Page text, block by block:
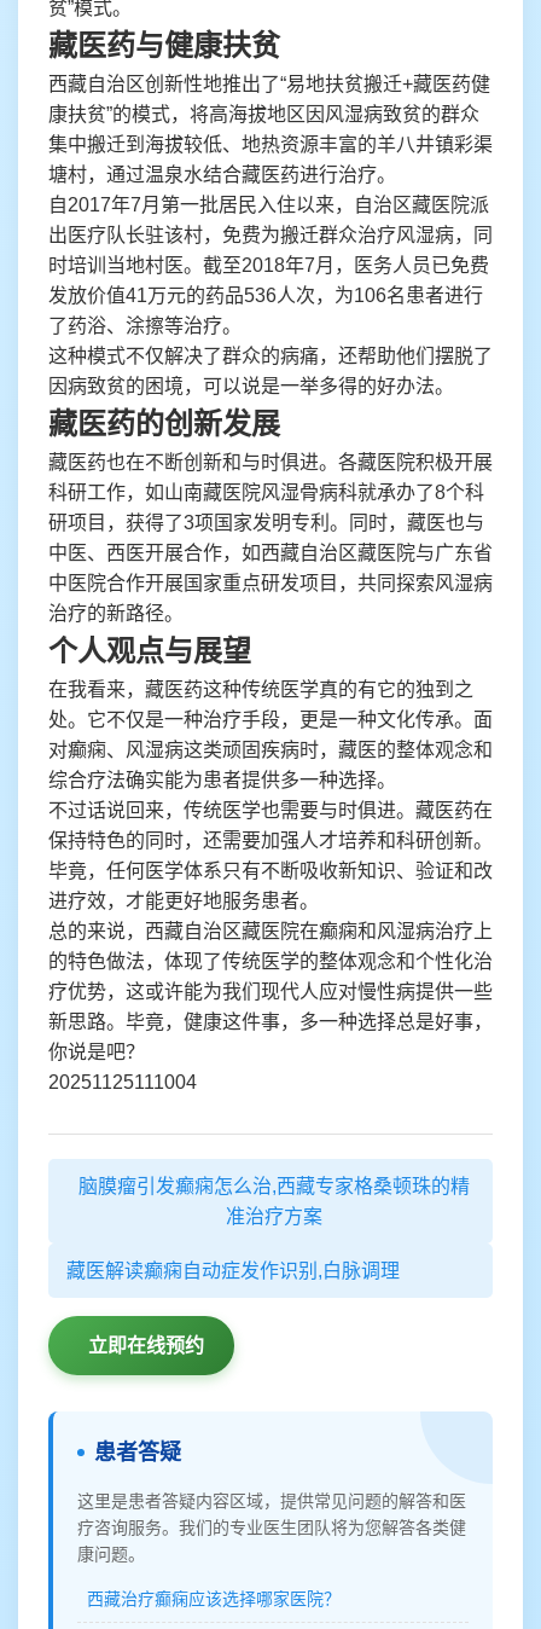
贫”模式。
藏医药与健康扶贫
西藏自治区创新性地推出了“易地扶贫搬迁+藏医药健
康扶贫”的模式，将高海拔地区因风湿病致贫的群众
集中搬迁到海拔较低、地热资源丰富的羊八井镇彩渠
塘村，通过温泉水结合藏医药进行治疗。
自2017年7月第一批居民入住以来，自治区藏医院派
出医疗队长驻该村，免费为搬迁群众治疗风湿病，同
时培训当地村医。截至2018年7月，医务人员已免费
发放价值41万元的药品536人次，为106名患者进行
了药浴、涂擦等治疗。
这种模式不仅解决了群众的病痛，还帮助他们摆脱了
因病致贫的困境，可以说是一举多得的好办法。
藏医药的创新发展
藏医药也在不断创新和与时俱进。各藏医院积极开展
科研工作，如山南藏医院风湿骨病科就承办了8个科
研项目，获得了3项国家发明专利。同时，藏医也与
中医、西医开展合作，如西藏自治区藏医院与广东省
中医院合作开展国家重点研发项目，共同探索风湿病
治疗的新路径。
个人观点与展望
在我看来，藏医药这种传统医学真的有它的独到之
处。它不仅是一种治疗手段，更是一种文化传承。面
对癫痫、风湿病这类顽固疾病时，藏医的整体观念和
综合疗法确实能为患者提供多一种选择。
不过话说回来，传统医学也需要与时俱进。藏医药在
保持特色的同时，还需要加强人才培养和科研创新。
毕竟，任何医学体系只有不断吸收新知识、验证和改
进疗效，才能更好地服务患者。
总的来说，西藏自治区藏医院在癫痫和风湿病治疗上
的特色做法，体现了传统医学的整体观念和个性化治
疗优势，这或许能为我们现代人应对慢性病提供一些
新思路。毕竟，健康这件事，多一种选择总是好事，
你说是吧？
20251125111004
脑膜瘤引发癫痫怎么治,西藏专家格桑顿珠的精
准治疗方案
藏医解读癫痫自动症发作识别,白脉调理
立即在线预约
患者答疑
这里是患者答疑内容区域，提供常见问题的解答和医
疗咨询服务。我们的专业医生团队将为您解答各类健
康问题。
西藏治疗癫痫应该选择哪家医院？